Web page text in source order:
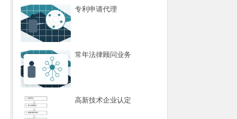
专利申请代理
常年法律顾问业务
高新技术企业认定